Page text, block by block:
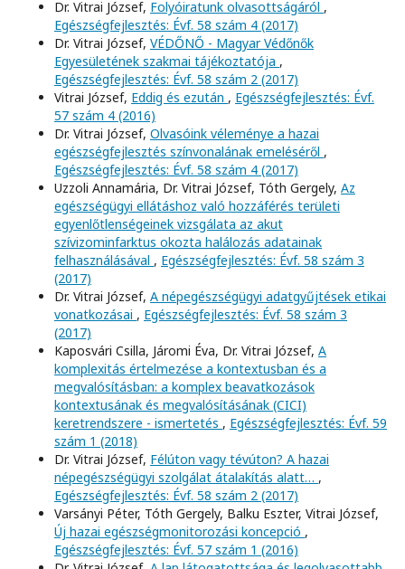
Dr. Vitrai József, Folyóiratunk olvasottságáról ,
Egészségfejlesztés: Évf. 58 szám 4 (2017)
Dr. Vitrai József, VÉDŐNŐ - Magyar Védőnők
Egyesületének szakmai tájékoztatója ,
Egészségfejlesztés: Évf. 58 szám 2 (2017)
Vitrai József, Eddig és ezután , Egészségfejlesztés: Évf.
57 szám 4 (2016)
Dr. Vitrai József, Olvasóink véleménye a hazai
egészségfejlesztés színvonalának emeléséről ,
Egészségfejlesztés: Évf. 58 szám 4 (2017)
Uzzoli Annamária, Dr. Vitrai József, Tóth Gergely, Az
egészségügyi ellátáshoz való hozzáférés területi
egyenlőtlenségeinek vizsgálata az akut
szívizominfarktus okozta halálozás adatainak
felhasználásával , Egészségfejlesztés: Évf. 58 szám 3
(2017)
Dr. Vitrai József, A népegészségügyi adatgyűjtések etikai
vonatkozásai , Egészségfejlesztés: Évf. 58 szám 3
(2017)
Kaposvári Csilla, Járomi Éva, Dr. Vitrai József, A
komplexitás értelmezése a kontextusban és a
megvalósításban: a komplex beavatkozások
kontextusának és megvalósításának (CICI)
keretrendszere - ismertetés , Egészségfejlesztés: Évf. 59
szám 1 (2018)
Dr. Vitrai József, Félúton vagy tévúton? A hazai
népegészségügyi szolgálat átalakítás alatt… ,
Egészségfejlesztés: Évf. 58 szám 2 (2017)
Varsányi Péter, Tóth Gergely, Balku Eszter, Vitrai József,
Új hazai egészségmonitorozási koncepció ,
Egészségfejlesztés: Évf. 57 szám 1 (2016)